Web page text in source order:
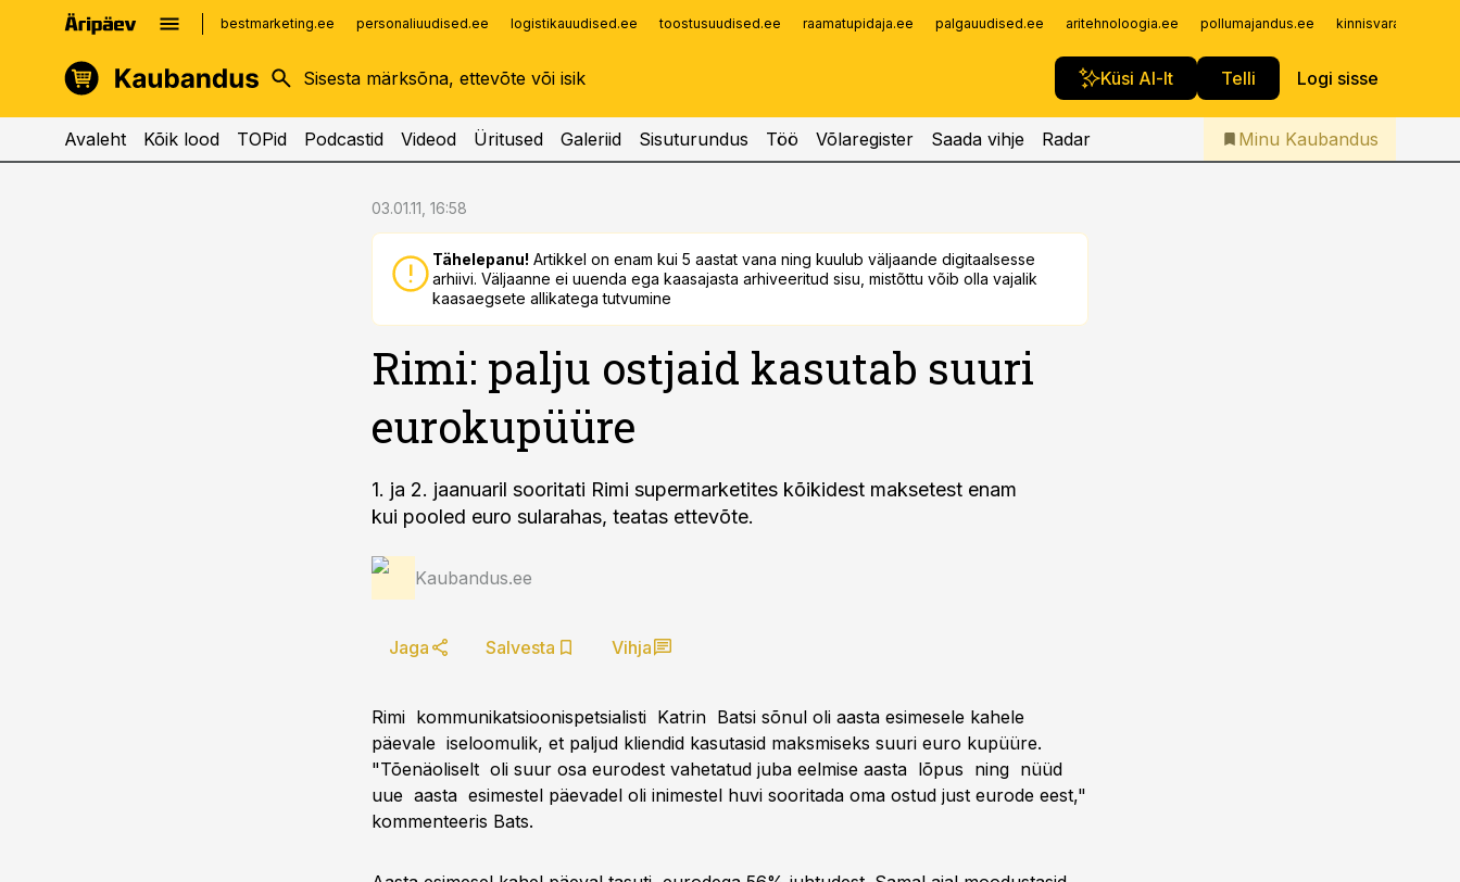
bestmarketing.ee personaliuudised.ee logistikauudised.ee toostusuudised.ee raamatupidaja.ee palgauudised.ee aritehnoloogia.ee pollumajandus.ee
Küsi AI-lt Telli Logi sisse
kinnisvarauudised.ee
logistikauudised.ee
imelineajalugu.ee
Infopank
Iseteenindus
Telli Kaubandus
Avaleht Kõik lood TOPid Podcastid Videod Üritused Galeriid Sisuturundus Töö Võlaregister Saada vihje Radar Minu Kaubandus
03.01.11, 16:58
Tähelepanu! Artikkel on enam kui 5 aastat vana ning kuulub väljaande digitaalsesse
arhiivi. Väljaanne ei uuenda ega kaasajasta arhiveeritud sisu, mistõttu võib olla vajalik
kaasaegsete allikatega tutvumine
Rimi: palju ostjaid kasutab suuri
eurokupüüre
1. ja 2. jaanuaril sooritati Rimi supermarketites kõikidest maksetest enam
kui pooled euro sularahas, teatas ettevõte.
Kaubandus.ee
Jaga Salvesta Vihja
Rimi kommunikatsioonispetsialisti Katrin Batsi sõnul oli aasta esimesele kahele
päevale iseloomulik, et paljud kliendid kasutasid maksmiseks suuri euro kupüüre.
"Tõenäoliselt oli suur osa eurodest vahetatud juba eelmise aasta lõpus ning nüüd
uue aasta esimestel päevadel oli inimestel huvi sooritada oma ostud just eurode eest,"
kommenteeris Bats.